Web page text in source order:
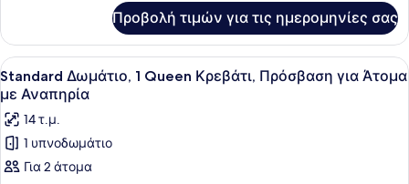
Καναπέ-
Κρεβάτι
(Super
King)
Δωμάτιο,
King
Κρεβάτι
με
Καναπέ-
Κρεβάτι
(Super
King)
Προβολή τιμών για τις ημερομηνίες σας
Προβολή
όλων
των
φωτογραφιών
για
Standard
Ένα σύγχρονο μπάνιο με ντους,
10
Standard Δωμάτιο, 1 Queen Κρεβάτι, Πρόσβαση για Άτομα
με Αναπηρία
14 τ.μ.
1 υπνοδωμάτιο
Για 2 άτομα